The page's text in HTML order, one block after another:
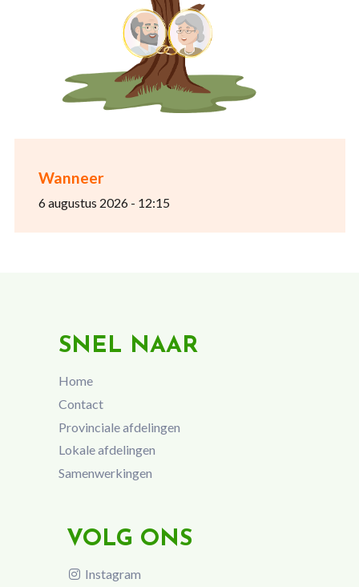
Wanneer
6 augustus 2026 - 12:15
SNEL NAAR
Home
Contact
Provinciale afdelingen
Lokale afdelingen
Samenwerkingen
VOLG ONS
Instagram